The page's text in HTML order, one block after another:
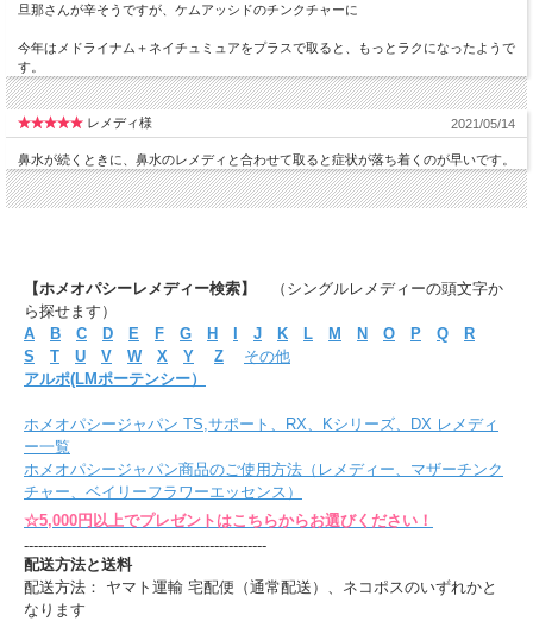
旦那さんが辛そうですが、ケムアッシドのチンクチャーに
今年はメドライナム＋ネイチュミュアをプラスで取ると、もっとラクになったようで
す。
レメディ様 2021/05/14
鼻水が続くときに、鼻水のレメディと合わせて取ると症状が落ち着くのが早いです。
【ホメオパシーレメディー検索】
（シングルレメディーの頭文字か
ら探せます）
A
B C D E F G H J K L M N O P Q
R
S
T U V W X Y Z
その他
アルポ(LMポーテンシー）
ホメオパシージャパン TS,サポート、RX、Kシリーズ、DX レメディ
ー一覧
ホメオパシージャパン商品のご使用方法（レメディー、マザーチンク
チャー、ベイリーフラワーエッセンス）
☆5,000円以上でプレゼントはこちらからお選びください！
---------------------------------------------------
配送方法と送料
配送方法： ヤマト運輸 宅配便（通常配送）、ネコポスのいずれかと
なります